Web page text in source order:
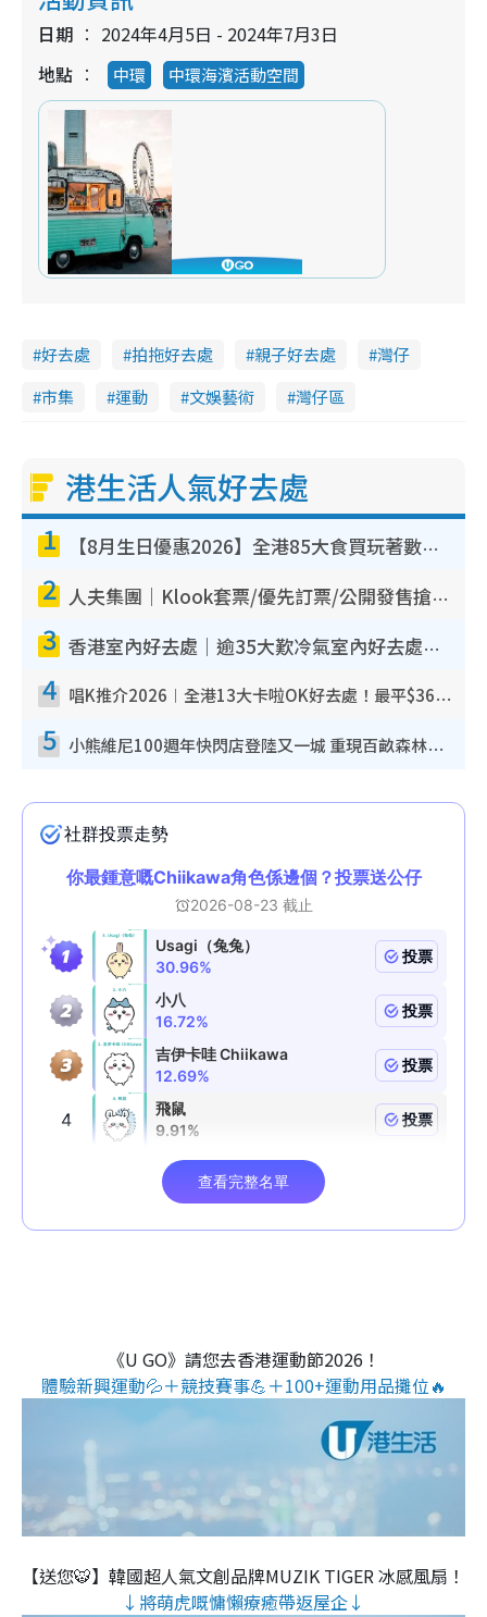
日期
2024年4月5日 - 2024年7月3日
地點
中環 中環海濱活動空間
好去處 拍拖好去處 親子好去處
灣仔
市集
運動 文娛藝術 灣仔區
港生活人氣好去處
1 【8月生日優惠2026】全港85大食買玩著數攻略 自助餐/火鍋放題同行免費＋誠品/DONKI送現金券
2 人夫集團｜Klook套票/優先訂票/公開發售搶飛攻略！附票價.購票連結.場地座位表
3 香港室內好去處｜逾35大歎冷氣室內好去處推介 室內活動免費避雨無懼落雨
4 唱K推介2026︱全港13大卡啦OK好去處！最平$36起 日文K都有！(附地址+收費詳情)
5 小熊維尼100週年快閃店登陸又一城 重現百畝森林經典場景／獨家限定盲盒登場／專屬DIY香水
《U GO》請您去香港運動節2026！
體驗新興運動💦＋競技賽事💪＋100+運動用品攤位🔥
【送您🐯】韓國超人氣文創品牌MUZIK TIGER 冰感風扇！
↓將萌虎嘅慵懶療癒帶返屋企↓